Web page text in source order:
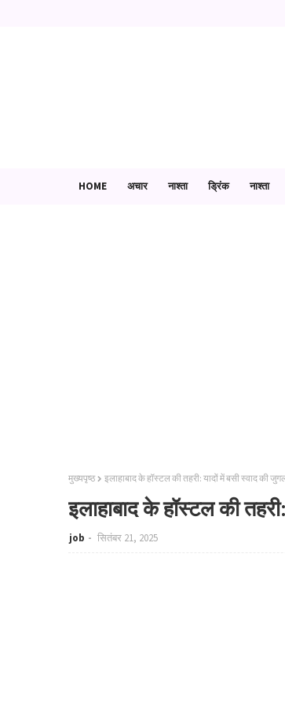
HOME अचार नाश्ता ड्रिंक नाश्ता
मुख्यपृष्ठ इलाहाबाद के हॉस्टल की तहरी: यादों में बसी स्वाद की
इलाहाबाद के हॉस्टल की
job सितंबर 21, 2025